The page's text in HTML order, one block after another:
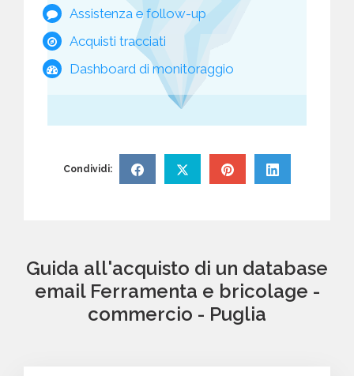
Assistenza e follow-up
Acquisti tracciati
Dashboard di monitoraggio
Condividi:
Guida all'acquisto di un database
email Ferramenta e bricolage -
commercio - Puglia